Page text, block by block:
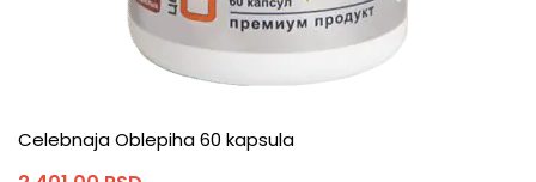
Celebnaja Oblepiha 60 kapsula